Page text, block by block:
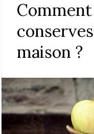
maison ?